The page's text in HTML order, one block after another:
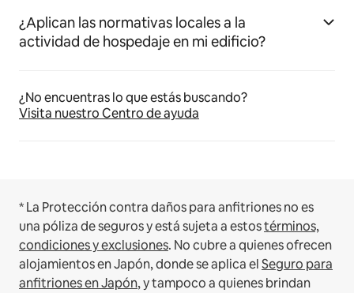
¿Aplican las normativas locales a la
actividad de hospedaje en mi edificio?
¿No encuentras lo que estás buscando?
Visita nuestro Centro de ayuda
* La Protección contra daños para anfitriones no es
una póliza de seguros y está sujeta a estostérminos,
condiciones y exclusiones. No cubre a quienes ofrecen
alojamientos en Japón, donde se aplica elSeguro para
anfitriones en Japón, y tampoco a quienes brindan